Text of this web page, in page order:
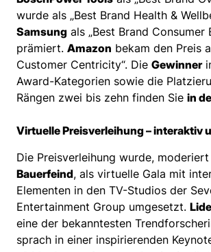
wurde als „Best Brand Health &
Samsung als „Best Brand Consumer
prämiert. Amazon bekam den Preis
Customer Centricity“. Die Gewinner
Award-Kategorien sowie die
Rängen zwei bis zehn finden Sie in
Virtuelle Preisverleihung – interaktiv
Die Preisverleihung wurde,
Bauerfeind, als virtuelle Gala mit
Elementen in den TV-Studios der
Entertainment Group umgesetzt.
eine der bekanntesten
sprach in einer inspirierenden